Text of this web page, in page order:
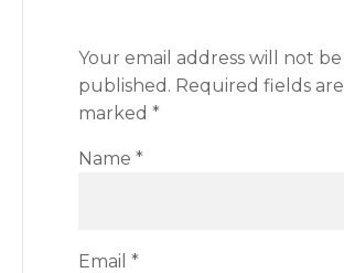
Your email address will not be
published. Required fields are
marked *
Name *
Email *